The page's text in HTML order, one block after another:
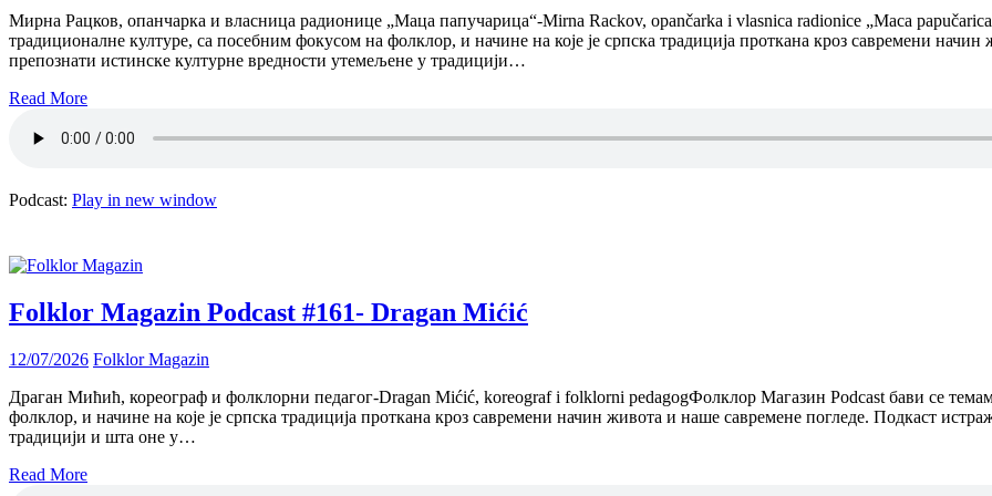
Мирна Рацков, опанчарка и власница радионице „Маца папучарица“-Mirna Rackov, opančarka i vlasnica radionice „Maca
традиционалне културе, са посебним фокусом на фолклор, и начине на које је српска традиција проткана кроз савремени
препознати истинске културне вредности утемељене у традицији…
Read More
Podcast: Play in new window
Folklor Magazin Podcast #161- Dragan Mićić
12/07/2026 Folklor Magazin
Драган Мићић, кореограф и фолклорни педагог-Dragan Mićić, koreograf i folklorni pedagogФолклор Магазин Podcast бави се
фолклор, и начине на које је српска традиција проткана кроз савремени начин живота и наше савремене погледе. Подкаст
традицији и шта оне у…
Read More